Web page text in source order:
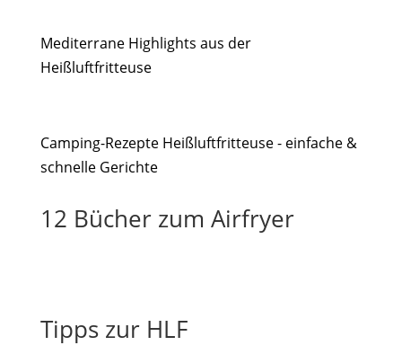
Mediterrane Highlights aus der
Heißluftfritteuse
Camping-Rezepte Heißluftfritteuse - einfache &
schnelle Gerichte
12 Bücher zum Airfryer
Tipps zur HLF